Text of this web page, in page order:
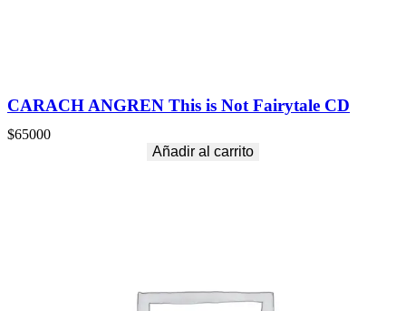
CARACH ANGREN This is Not Fairytale CD
$65000
Añadir al carrito